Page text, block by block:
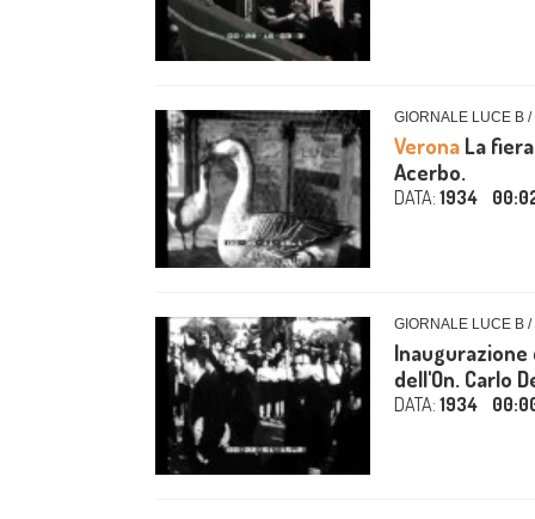
GIORNALE LUCE B
Verona La
Acerbo.
DATA: 1934
GIORNALE LUCE B
Inaugurazione
dell'On. Carlo
DATA: 1934